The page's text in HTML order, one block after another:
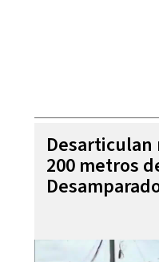
Desarticulan
200 metros